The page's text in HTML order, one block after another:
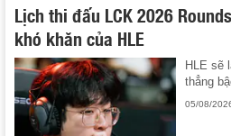
Lịch thi đấu LCK 2026
khó khăn của HLE
HLE sẽ
thẳng
05/08/